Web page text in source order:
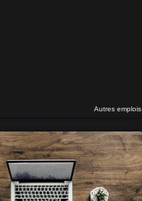
Autres emplois